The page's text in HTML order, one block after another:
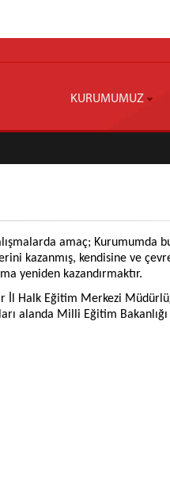
KURUMUMUZ
amaç; Kurumumda
kazanmış, kendisine ve
yeniden kazandırmaktır.
İl Halk Eğitim Merkezi
alanda Milli Eğitim